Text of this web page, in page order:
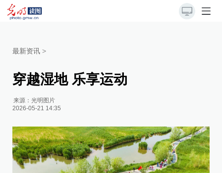
最新资讯 >
穿越湿地 乐享运动
来源：光明图片
2026-05-21 14:35